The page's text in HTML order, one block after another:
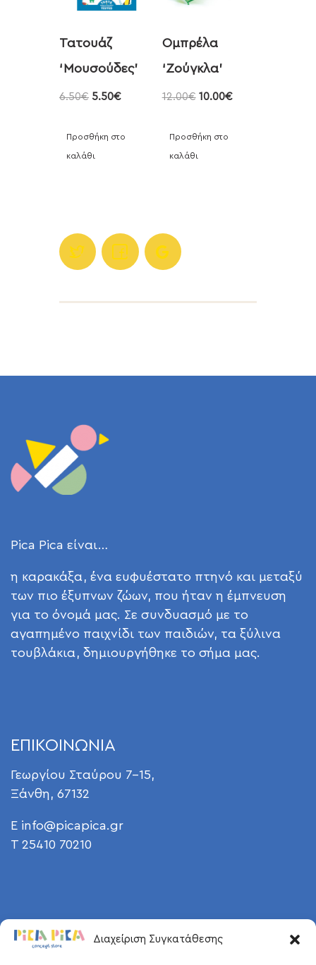
Διαχείριση Συγκατάθεσης
Τατουάζ
‘Μουσούδες’
6.50€ 5.50€
Προσθήκη στο
καλάθι
Ομπρέλα
‘Ζούγκλα’
12.00€ 10.00€
Προσθήκη στο
καλάθι
Pica Pica είναι…
η καρακάξα, ένα ευφυέστατο πτηνό και μεταξύ
των πιο έξυπνων ζώων, που ήταν η έμπνευση
για το όνομά μας. Σε συνδυασμό με το
αγαπημένο παιχνίδι των παιδιών, τα ξύλινα
τουβλάκια, δημιουργήθηκε το σήμα μας.
ΕΠΙΚΟΙΝΩΝΙΑ
Γεωργίου Σταύρου 7-15,
Ξάνθη, 67132
E info@picapica.gr
T 25410 70210